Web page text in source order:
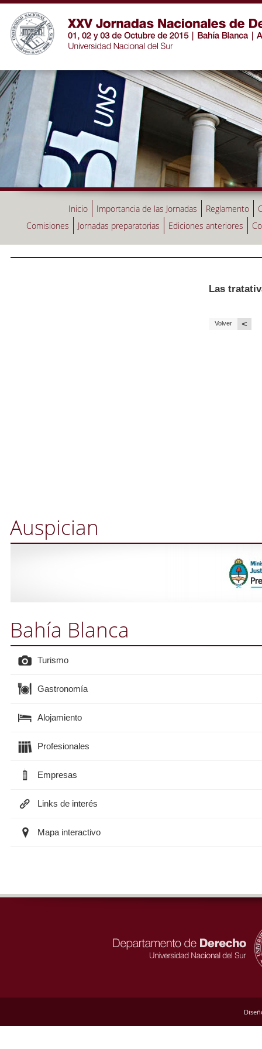
Inicio Importancia de las Jornadas Reglamento
Comisiones
Jornadas preparatorias Ediciones anteriores
Las
Volver <
Auspician
Bahía Blanca
Turismo
Gastronomía
Alojamiento
Profesionales
Empresas
Links de interés
Mapa interactivo